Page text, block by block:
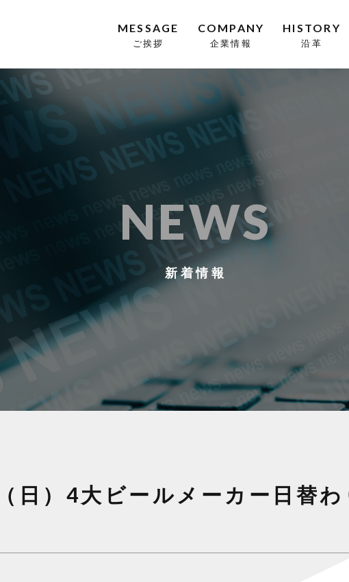
MESSAGE
ご挨拶
COMPANY
企業情報
HISTORY
沿革
NEWS
新着情報
）4大ビールメーカー日替わ